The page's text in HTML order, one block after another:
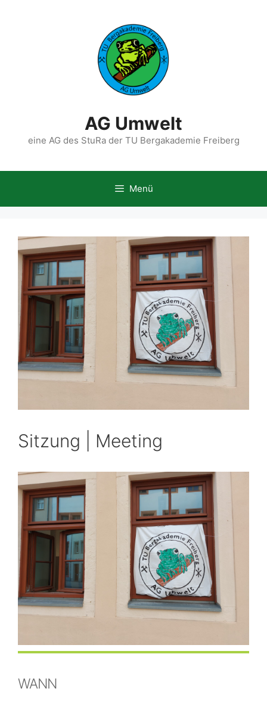
AG Umwelt
eine AG des StuRa der TU Bergakademie Freiberg
Menü
Sitzung | Meeting
WANN